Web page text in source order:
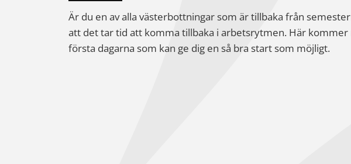
Är du en av alla västerbottningar som är tillbaka från
att det tar tid att komma tillbaka i arbetsrytmen. Här kommer
första dagarna som kan ge dig en så bra start som möjligt.